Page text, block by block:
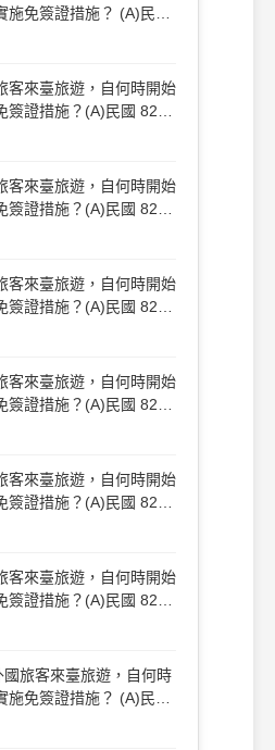
施免簽證措施？ (A)民國
國83年1月1日 (C)民
客來臺旅遊，自何時開始
簽證措施？(A)民國 82
83 年 1 月 1 日(C)民
客來臺旅遊，自何時開始
簽證措施？(A)民國 82
83 年 1 月 1 日(C)民
客來臺旅遊，自何時開始
簽證措施？(A)民國 82
83 年 1 月 1 日(C)民
客來臺旅遊，自何時開始
簽證措施？(A)民國 82
83 年 1 月 1 日(C)民
客來臺旅遊，自何時開始
簽證措施？(A)民國 82
83 年 1 月 1 日(C)民
客來臺旅遊，自何時開始
簽證措施？(A)民國 82
83 年 1 月 1 日(C)民
旅客來臺旅遊，自何時
簽證措施？ (A)民國